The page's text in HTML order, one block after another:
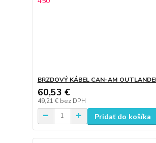
BRZDOVÝ KÁBEL CAN-AM
60,53 €
49,21 € bez DPH
Pridať do košíka